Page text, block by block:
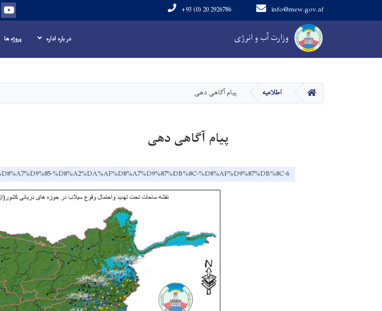
content
وزارت آب و انرژی
info@mew.gov.af
+93 (0) 20 2926786
Main navigation
در باره اداره پروژه ها
خانه اطلاعیه پیام آگاهی دهی
پیام آگاهی دهی
%D8%A2%DA%AF%D8%A7%D9%87%DB%8C-%D8%AF%D9%87%DB%8C-6